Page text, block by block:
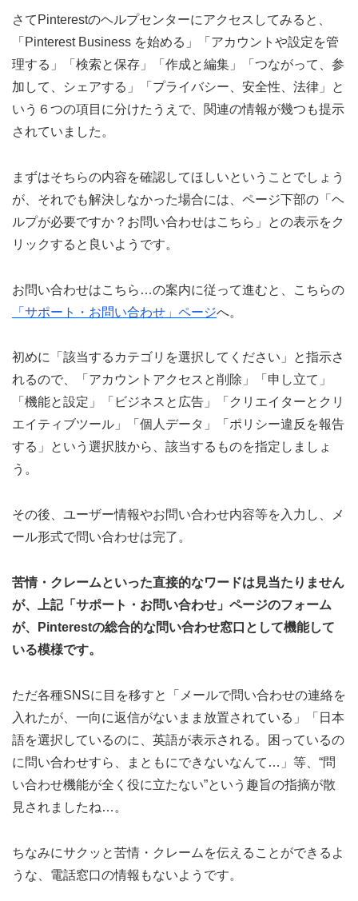
さてPinterestのヘルプセンターにアクセスしてみると、
「Pinterest Business を始める」「アカウントや設定を管
理する」「検索と保存」「作成と編集」「つながって、参
加して、シェアする」「プライバシー、安全性、法律」と
いう６つの項目に分けたうえで、関連の情報が幾つも提示
されていました。
まずはそちらの内容を確認してほしいということでしょう
が、それでも解決しなかった場合には、ページ下部の「ヘ
ルプが必要ですか？お問い合わせはこちら」との表示をク
リックすると良いようです。
お問い合わせはこちら…の案内に従って進むと、こちらの
「サポート・お問い合わせ」ページへ。
初めに「該当するカテゴリを選択してください」と指示さ
れるので、「アカウントアクセスと削除」「申し立て」
「機能と設定」「ビジネスと広告」「クリエイターとクリ
エイティブツール」「個人データ」「ポリシー違反を報告
する」という選択肢から、該当するものを指定しましょ
う。
その後、ユーザー情報やお問い合わせ内容等を入力し、メ
ール形式で問い合わせは完了。
苦情・クレームといった直接的なワードは見当たりません
が、上記「サポート・お問い合わせ」ページのフォーム
が、Pinterestの総合的な問い合わせ窓口として機能して
いる模様です。
ただ各種SNSに目を移すと「メールで問い合わせの連絡を
入れたが、一向に返信がないまま放置されている」「日本
語を選択しているのに、英語が表示される。困っているの
に問い合わせすら、まともにできないなんて…」等、“問
い合わせ機能が全く役に立たない”という趣旨の指摘が散
見されましたね…。
ちなみにサクッと苦情・クレームを伝えることができるよ
うな、電話窓口の情報もないようです。